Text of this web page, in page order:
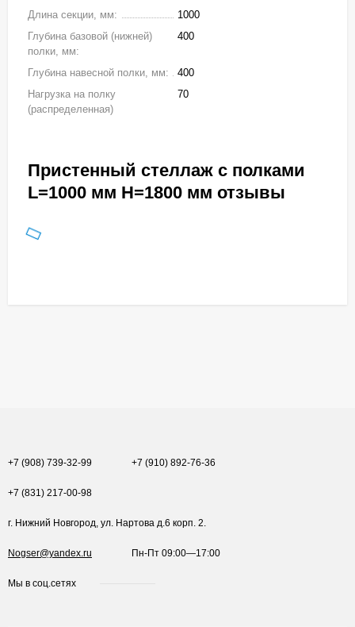
Длина секции, мм:
1000
Глубина базовой (нижней)
полки, мм:
400
Глубина навесной полки, мм:
400
Нагрузка на полку
(распределенная)
70
Пристенный стеллаж с полками
L=1000 мм H=1800 мм отзывы
+7 (908) 739-32-99 +7 (910) 892-76-36
+7 (831) 217-00-98
г. Нижний Новгород, ул. Нартова д.6 корп. 2.
Nogser@yandex.ru Пн-Пт 09:00—17:00
Мы в соц.сетях